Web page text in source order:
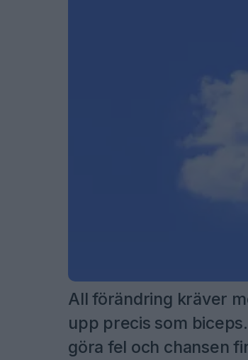
All förändring kräver
upp precis som
göra fel och chansen